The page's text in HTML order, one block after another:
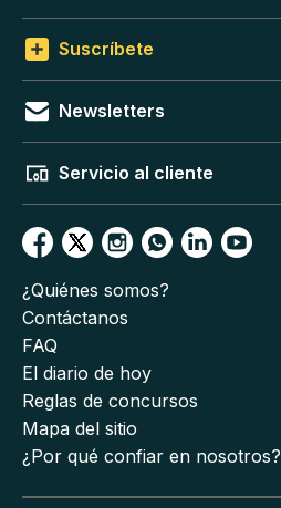
Suscríbete
Newsletters
Servicio al cliente
¿Quiénes somos?
Contáctanos
FAQ
El diario de hoy
Reglas de concursos
Mapa del sitio
¿Por qué confiar en nosotros?